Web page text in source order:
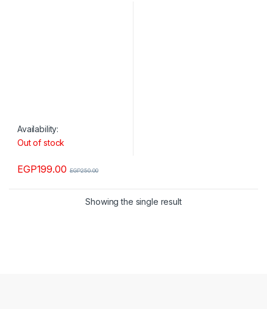
Availability:
Out of stock
EGP199.00 EGP250.00
Showing the single result